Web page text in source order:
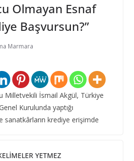
Olmayan Esnaf
Başvursun?”
Marmara
İsmail Akgül, Türkiye
Kurulunda yaptığı
sanatkârların krediye erişimde
YETMEZ